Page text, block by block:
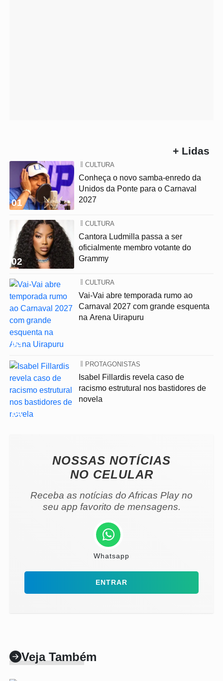
+ Lidas
01
CULTURA
Conheça o novo samba-enredo da
Unidos da Ponte para o Carnaval
2027
02
CULTURA
Cantora Ludmilla passa a ser
oficialmente membro votante do
Grammy
03
CULTURA
Vai-Vai abre temporada rumo ao
Carnaval 2027 com grande esquenta
na Arena Uirapuru
04
PROTAGONISTAS
Isabel Fillardis revela caso de
racismo estrutural nos bastidores de
novela
NOSSAS NOTÍCIAS
NO CELULAR
Receba as notícias do Africas Play no
seu app favorito de mensagens.
Whatsapp
ENTRAR
Veja Também